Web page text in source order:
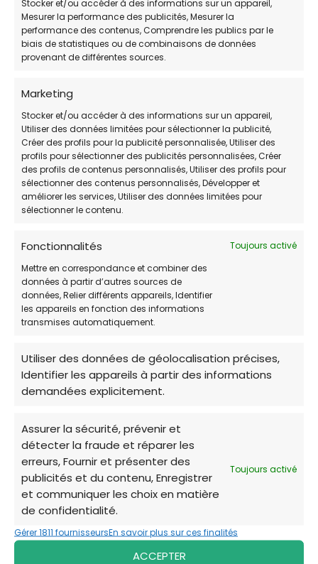
Stocker et/ou accéder à des informations sur un appareil,
Mesurer la performance des publicités, Mesurer la
performance des contenus, Comprendre les publics par le
biais de statistiques ou de combinaisons de données
provenant de différentes sources.
Marketing
Stocker et/ou accéder à des informations sur un appareil,
Utiliser des données limitées pour sélectionner la publicité,
Créer des profils pour la publicité personnalisée, Utiliser des
profils pour sélectionner des publicités personnalisées, Créer
des profils de contenus personnalisés, Utiliser des profils pour
sélectionner des contenus personnalisés, Développer et
améliorer les services, Utiliser des données limitées pour
sélectionner le contenu.
Fonctionnalités
Toujours activé
Mettre en correspondance et combiner des
données à partir d’autres sources de
données, Relier différents appareils, Identifier
les appareils en fonction des informations
transmises automatiquement.
Utiliser des données de géolocalisation précises,
Identifier les appareils à partir des informations
demandées explicitement.
Assurer la sécurité, prévenir et
détecter la fraude et réparer les
erreurs, Fournir et présenter des
publicités et du contenu, Enregistrer
et communiquer les choix en matière
de confidentialité.
Toujours activé
Gérer 1811 fournisseursEn savoir plus sur ces finalités
ACCEPTER
protection des populations de félins de la zone.
Si sa mission première est la gestion des chats
libres, elle collabore étroitement avec des
situations d’extrême urgence sociale, orienter
ou conseiller les propriétaires de Vincennes en
détresse financière.
- Val-de-Marne
📌ADRESSE:6 Avenue de la Belle Image, 94440
Marolles-en-Brie
https://veterinairespourtous.fr/
Services offerts:
✓ Consultations curatives en cas de maladie ou
d'accident
✓ Actes de prévention essentiels (stérilisation,
identification obligatoire).
✓ Soins et chirurgies de première nécessité.